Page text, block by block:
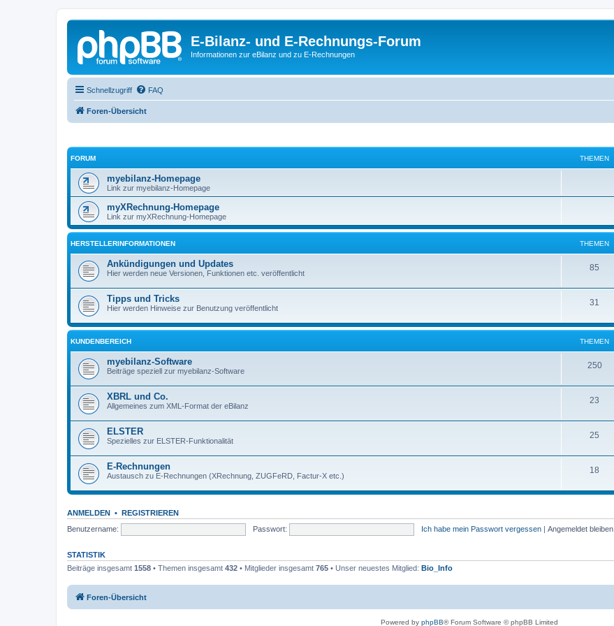
E-Bilanz- und E-Rechnungs-Forum
Informationen zur eBilanz und zu E-Rechnungen
Schnellzugriff FAQ
Foren-Übersicht
FORUM THEMEN
myebilanz-Homepage
Link zur myebilanz-Homepage
myXRechnung-Homepage
Link zur myXRechnung-Homepage
HERSTELLERINFORMATIONEN THEMEN
Ankündigungen und Updates
Hier werden neue Versionen, Funktionen etc. veröffentlicht
85
Tipps und Tricks
Hier werden Hinweise zur Benutzung veröffentlicht
31
KUNDENBEREICH THEMEN
myebilanz-Software
Beiträge speziell zur myebilanz-Software
250
XBRL und Co.
Allgemeines zum XML-Format der eBilanz
23
ELSTER
Spezielles zur ELSTER-Funktionalität
25
E-Rechnungen
Austausch zu E-Rechnungen (XRechnung, ZUGFeRD, Factur-X etc.)
18
ANMELDEN • REGISTRIEREN
Benutzername:
Passwort: Ich habe mein Passwort vergessen | Angemeldet bleiben
STATISTIK
Beiträge insgesamt 1558 • Themen insgesamt 432 • Mitglieder insgesamt 765 • Unser neuestes Mitglied: Bio_Info
Foren-Übersicht
Powered by phpBB® Forum Software © phpBB Limited